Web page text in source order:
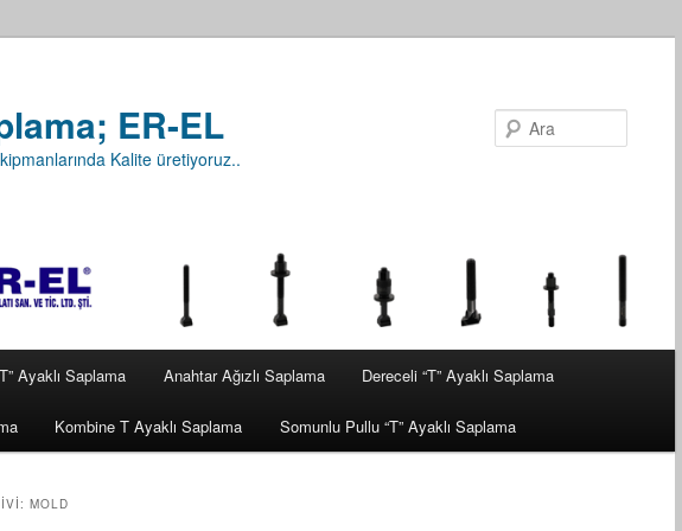
ER-EL
Kalite üretiyoruz..
Ayaklı Saplama Anahtar Ağızlı Saplama Dereceli “T” Ayaklı Saplama
Kombine T Ayaklı Saplama Somunlu Pullu “T” Ayaklı Saplama
MOLD